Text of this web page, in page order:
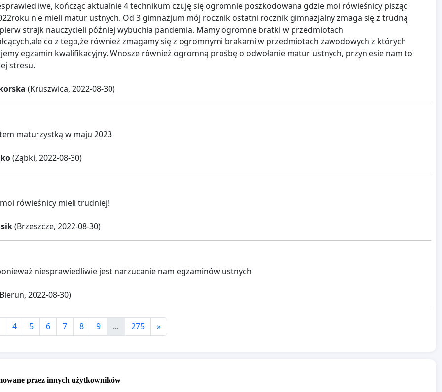
kończąc aktualnie 4 technikum czuję się ogromnie poszkodowana gdzie moi rówieśnicy pisząc
nie mieli matur ustnych. Od 3 gimnazjum mój rocznik ostatni rocznik gimnazjalny zmaga się z trudną
strajk nauczycieli później wybuchła pandemia. Mamy ogromne bratki w przedmiotach
co z tego,że również zmagamy się z ogromnymi brakami w przedmiotach zawodowych z których
egzamin kwalifikacyjny. Wnosze również ogromną prośbę o odwołanie matur ustnych, przyniesie nam to
stresu.
(Kruszwica, 2022-08-30)
maturzystką w maju 2023
(Ząbki, 2022-08-30)
rówieśnicy mieli trudniej!
(Brzeszcze, 2022-08-30)
niesprawiedliwie jest narzucanie nam egzaminów ustnych
2022-08-30)
4 5 6 7 8 9 ... 275 »
przez innych użytkowników